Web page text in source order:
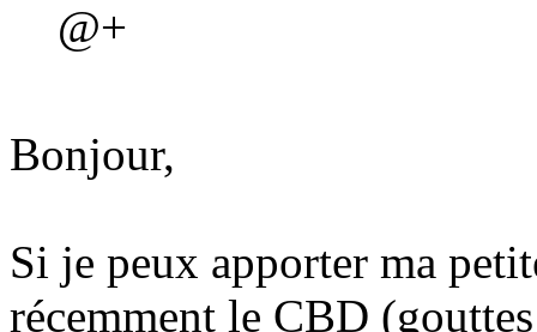
@+
Bonjour,
Si je peux apporter ma
récemment le CBD